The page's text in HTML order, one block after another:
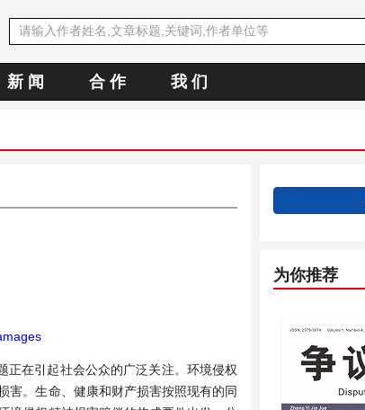
新 闻 合 作 我 们
正在引起社会公众的广泛关注。环境侵权
害。生命、健康和财产损害按照现有的同
为你推荐